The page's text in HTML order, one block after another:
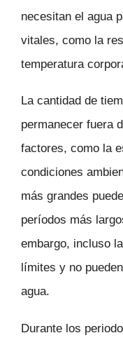
necesitan el agua
vitales, como la
temperatura
La cantidad de
permanecer fuera
factores, como la
condiciones
más grandes
períodos más
embargo, incluso
límites y no
agua.
Durante los